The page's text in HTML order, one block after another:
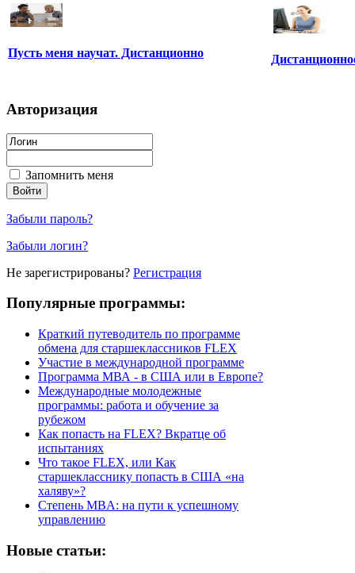
Пусть меня научат. Дистанционно
Авторизация
Запомнить меня
Забыли пароль?
Забыли логин?
Не зарегистрированы? Регистрация
Популярные программы:
Краткий путеводитель по программе
обмена для старшеклассников FLEX
Участие в международной программе
Программа МВА - в США или в Европе?
Международные молодежные
программы: работа и обучение за
рубежом
Как попасть на FLEX? Вкратце об
испытаниях
Что такое FLEX, или Как
старшекласснику попасть в США «на
халяву»?
Степень MBA: на пути к успешному
управлению
Новые статьи: